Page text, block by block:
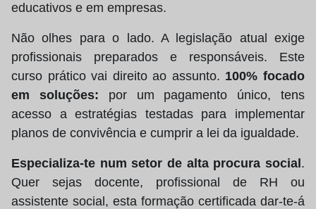
educativos e em empresas.
Não olhes para o lado. A legislação atual exige
profissionais preparados e responsáveis. Este
curso prático vai direito ao assunto. 100% focado
em soluções: por um pagamento único, tens
acesso a estratégias testadas para implementar
planos de convivência e cumprir a lei da igualdade.
Especializa‑te num setor de alta procura social .
Quer sejas docente, profissional de RH ou
assistente social, esta formação certificada dar‑te‑á